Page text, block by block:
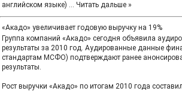
английском языке) ... Читать дальше »
«Акадо» увеличивает годовую выручку на 19%
Группа компаний «Акадо» сегодня объявила
результаты за 2010 год. Аудированные данные
стандартам МСФО) подтверждают ранее
результаты.
Рост выручки «Акадо» по итогам 2010 года